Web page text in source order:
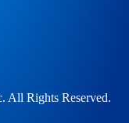
All Rights Reserved.